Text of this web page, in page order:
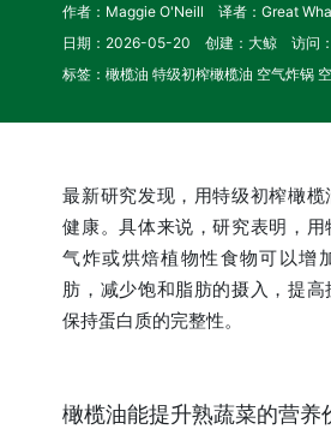
作者：Maggie O'Neill 译者：Great
日期：2026-05-20 创建：大鲸 访问
标签：橄榄油 特级初榨橄榄油 空气炸锅
最新研究发现，用特级初榨橄
健康。具体来说，研究表明，
气炸或烘焙植物性食物可以增
肪，减少饱和脂肪的摄入，提
保持蛋白质的完整性。
橄榄油能提升熟蔬菜的营养